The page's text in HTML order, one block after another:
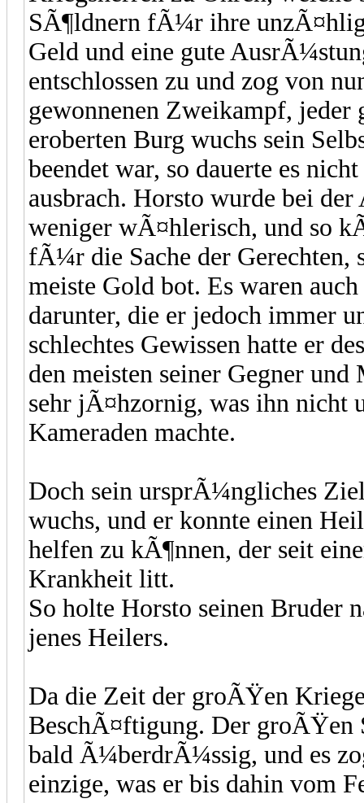
SÃ¶ldnern fÃ¼r ihre
Geld und eine gute
entschlossen zu und zog von
gewonnenen Zweikampf, jeder
eroberten Burg wuchs sein
beendet war, so dauerte es
ausbrach. Horsto wurde bei
weniger wÃ¤hlerisch, und so
fÃ¼r die Sache der
meiste Gold bot. Es waren
darunter, die er jedoch immer
schlechtes Gewissen hatte er
den meisten seiner Gegner
sehr jÃ¤hzornig, was ihn nicht
Kameraden machte.
Doch sein ursprÃ¼ngliches
wuchs, und er konnte einen
helfen zu kÃ¶nnen, der seit
Krankheit litt.
So holte Horsto seinen Bruder
jenes Heilers.
Da die Zeit der groÃŸen
BeschÃ¤ftigung. Der groÃŸen
bald Ã¼berdrÃ¼ssig, und es
einzige, was er bis dahin vom